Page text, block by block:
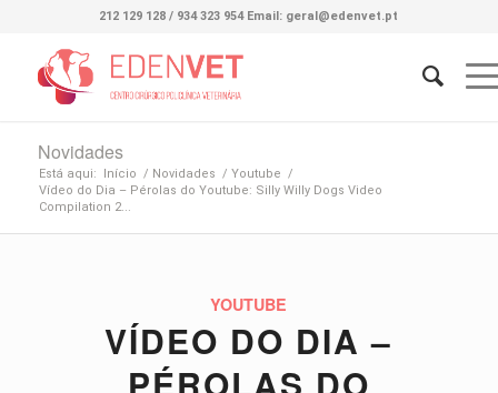
212 129 128 / 934 323 954 Email: geral@edenvet.pt
Novidades
Está aqui: Início / Novidades / Youtube /
Vídeo do Dia – Pérolas do Youtube: Silly Willy Dogs Video
Compilation 2...
YOUTUBE
VÍDEO DO DIA –